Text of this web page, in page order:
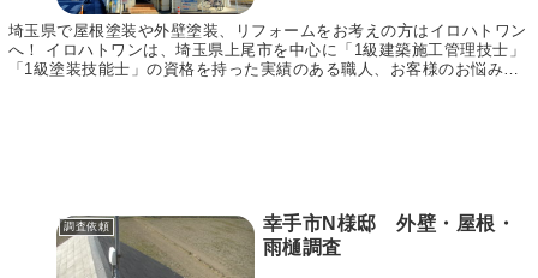
埼玉県で屋根塗装や外壁塗装、リフォームをお考えの方はイロハトワン
へ！ イロハトワンは、埼玉県上尾市を中心に「1級建築施工管理技士」
「1級塗装技能士」の資格を持った実績のある職人、お客様のお悩みに
調査依頼
幸手市N様邸 外壁・屋根・
雨樋調査